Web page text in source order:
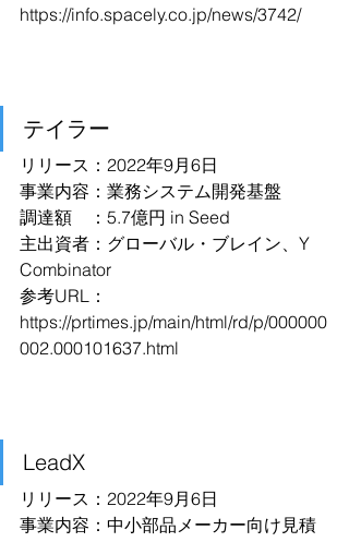
https://info.spacely.co.jp/news/3742/
テイラー
リリース：2022年9月6日
事業内容：業務システム開発基盤
調達額　：5.7億円 in Seed
主出資者：グローバル・ブレイン、Y
Combinator
参考URL：
https://prtimes.jp/main/html/rd/p/000000
002.000101637.html
LeadX
リリース：2022年9月6日
事業内容：中小部品メーカー向け見積